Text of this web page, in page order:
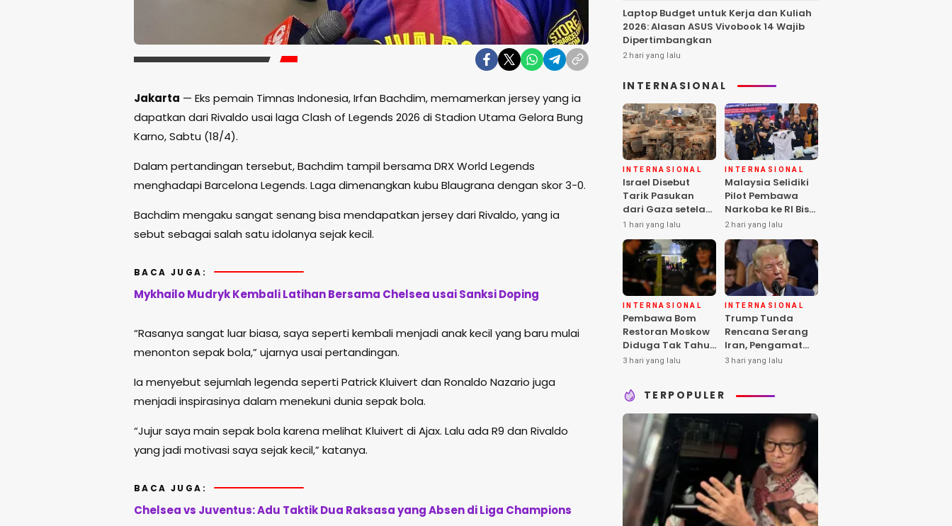
Jakarta — Eks pemain Timnas Indonesia,Irfan Bachdim, memamerkan jersey yang ia
dapatkan dariRivaldo usai laga Clash of Legends 2026 diStadion Utama Gelora Bung
Karno, Sabtu (18/4).
Dalam pertandingan tersebut, Bachdim tampil bersama DRX World Legends
menghadapi Barcelona Legends. Laga dimenangkan kubu Blaugrana dengan skor 3-0.
Bachdim mengaku sangat senang bisa mendapatkan jersey dari Rivaldo, yang ia
sebut sebagai salah satu idolanya sejak kecil.
BACA JUGA:
Mykhailo Mudryk Kembali Latihan Bersama Chelsea usai Sanksi Doping
“Rasanya sangat luar biasa, saya seperti kembali menjadi anak kecil yang baru mulai
menonton sepak bola,” ujarnya usai pertandingan.
Ia menyebut sejumlah legenda sepertiPatrick Kluivert dan Ronaldo Nazario juga
menjadi inspirasinya dalam menekuni dunia sepak bola.
“Jujur saya main sepak bola karena melihat Kluivert di Ajax. Lalu ada R9 dan Rivaldo
yang jadi motivasi saya sejak kecil,” katanya.
BACA JUGA:
Chelsea vs Juventus: Adu Taktik Dua Raksasa yang Absen di Liga Champions
Laptop Budget untuk Kerja dan Kuliah
2026: Alasan ASUS Vivobook 14 Wajib
Dipertimbangkan
2 hari yang lalu
INTERNASIONAL
INTERNASIONAL
Israel Disebut
Tarik Pasukan
dari Gaza setelah
Hamas Selesai
Serahkan Senjata
1 hari yang lalu
INTERNASIONAL
Malaysia Selidiki
Pilot Pembawa
Narkoba ke RI Bisa
Lolos Pemeriksaan
KLIA
2 hari yang lalu
INTERNASIONAL
Pembawa Bom
Restoran Moskow
Diduga Tak Tahu
Isi Paket, 2 Orang
3 hari yang lalu
INTERNASIONAL
Trump Tunda
Rencana Serang
Iran, Pengamat
Soroti Risiko
3 hari yang lalu
TERPOPULER